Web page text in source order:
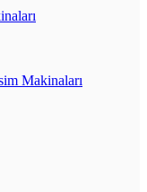
Makinaları